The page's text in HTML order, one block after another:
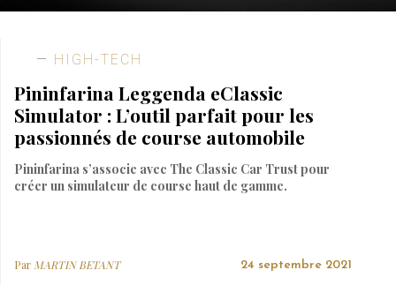
HIGH-TECH
Pininfarina Leggenda eClassic
Simulator : L’outil parfait pour les
passionnés de course automobile
Pininfarina s’associe avec The Classic Car Trust pour
créer un simulateur de course haut de gamme.
Par MARTIN BETANT 24 septembre 2021